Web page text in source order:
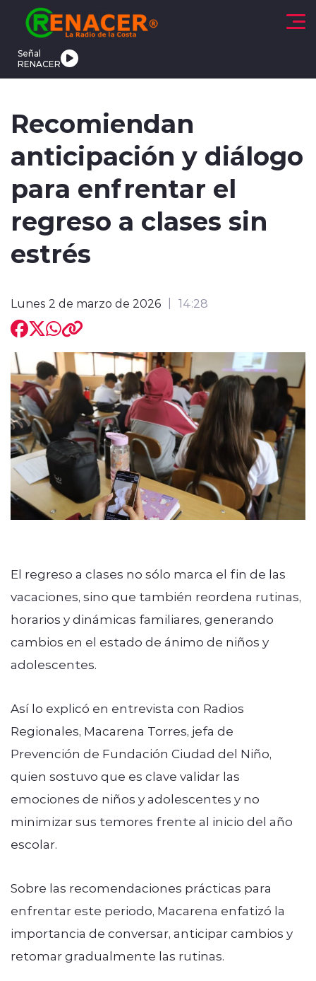
Click acá para ir directamente al contenido
Señal
RENACER
Recomiendan
anticipación y diálogo
para enfrentar el
regreso a clases sin
estrés
Lunes 2 de marzo de 2026 14:28
El regreso a clases no sólo marca el fin de las
vacaciones, sino que también reordena rutinas,
horarios y dinámicas familiares, generando
cambios en el estado de ánimo de niños y
adolescentes.
Así lo explicó en entrevista con Radios
Regionales, Macarena Torres, jefa de
Prevención de Fundación Ciudad del Niño,
quien sostuvo que es clave validar las
emociones de niños y adolescentes y no
minimizar sus temores frente al inicio del año
escolar.
Sobre las recomendaciones prácticas para
enfrentar este periodo, Macarena enfatizó la
importancia de conversar, anticipar cambios y
retomar gradualmente las rutinas.